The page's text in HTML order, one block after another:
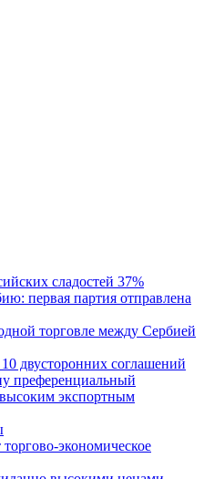
сладостей 37%
первая партия отправлена
торговле между Сербией
двусторонних соглашений
преференциальный
экспортным
экономическое